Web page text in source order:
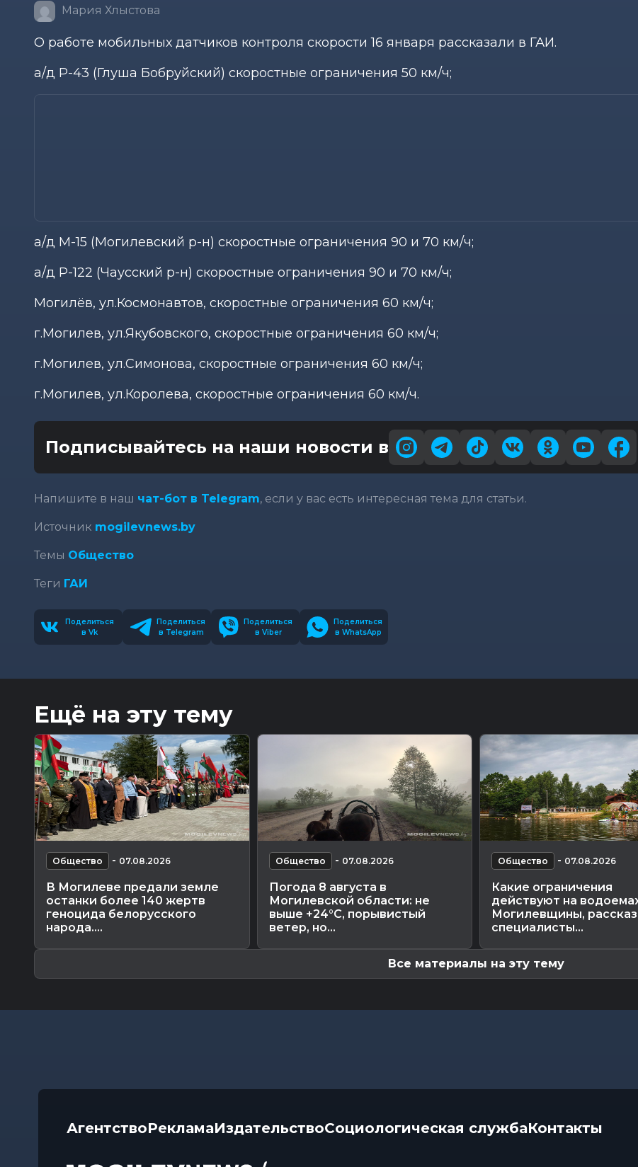
Мария Хлыстова
О работе мобильных датчиков контроля скорости 16 января рассказали в ГАИ.
а/д Р-43 (Глуша Бобруйский) скоростные ограничения 50 км/ч;
а/д М-15 (Могилевский р-н) скоростные ограничения 90 и 70 км/ч;
а/д Р-122 (Чаусский р-н) скоростные ограничения 90 и 70 км/ч;
Могилёв, ул.Космонавтов, скоростные ограничения 60 км/ч;
г.Могилев, ул.Якубовского, скоростные ограничения 60 км/ч;
г.Могилев, ул.Симонова, скоростные ограничения 60 км/ч;
г.Могилев, ул.Королева, скоростные ограничения 60 км/ч.
Подписывайтесь на наши новости в
Напишите в наш чат-бот в Telegram, если у вас есть интересная тема для статьи.
Источник mogilevnews.by
Темы Общество
Теги ГАИ
Поделиться
в Vk
Поделиться
в Telegram
Поделиться
в Viber
Поделиться
в WhatsApp
Ещё на эту тему
Общество - 07.08.2026
В Могилеве предали земле
останки более 140 жертв
геноцида белорусского
народа....
Общество - 07.08.2026
Погода 8 августа в
Могилевской области: не
выше +24°С, порывистый
ветер, но...
Общество - 07.08.2026
Какие ограничения
действуют на
Могилевщины,
специалисты...
Все материалы на эту тему
АгентствоРекламаИздательствоСоциологическая службаКонтакты